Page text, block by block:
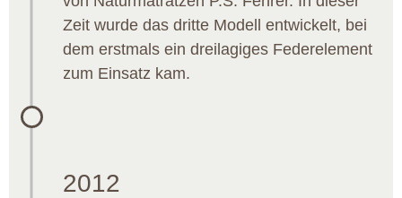
Zeit wurde das dritte Modell entwickelt, bei
dem erstmals ein dreilagiges Federelement
zum Einsatz kam.
2012